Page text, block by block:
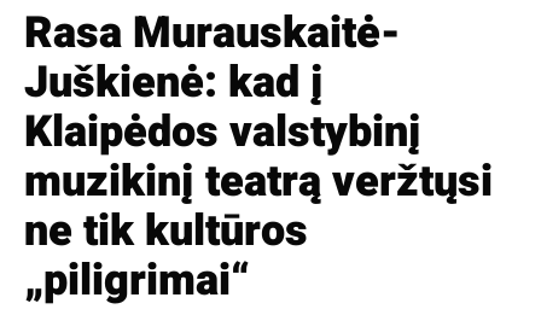
Rasa Murauskaitė-
Juškienė: kad į
Klaipėdos valstybinį
muzikinį teatrą veržtųsi
ne tik kultūros
„piligrimai“